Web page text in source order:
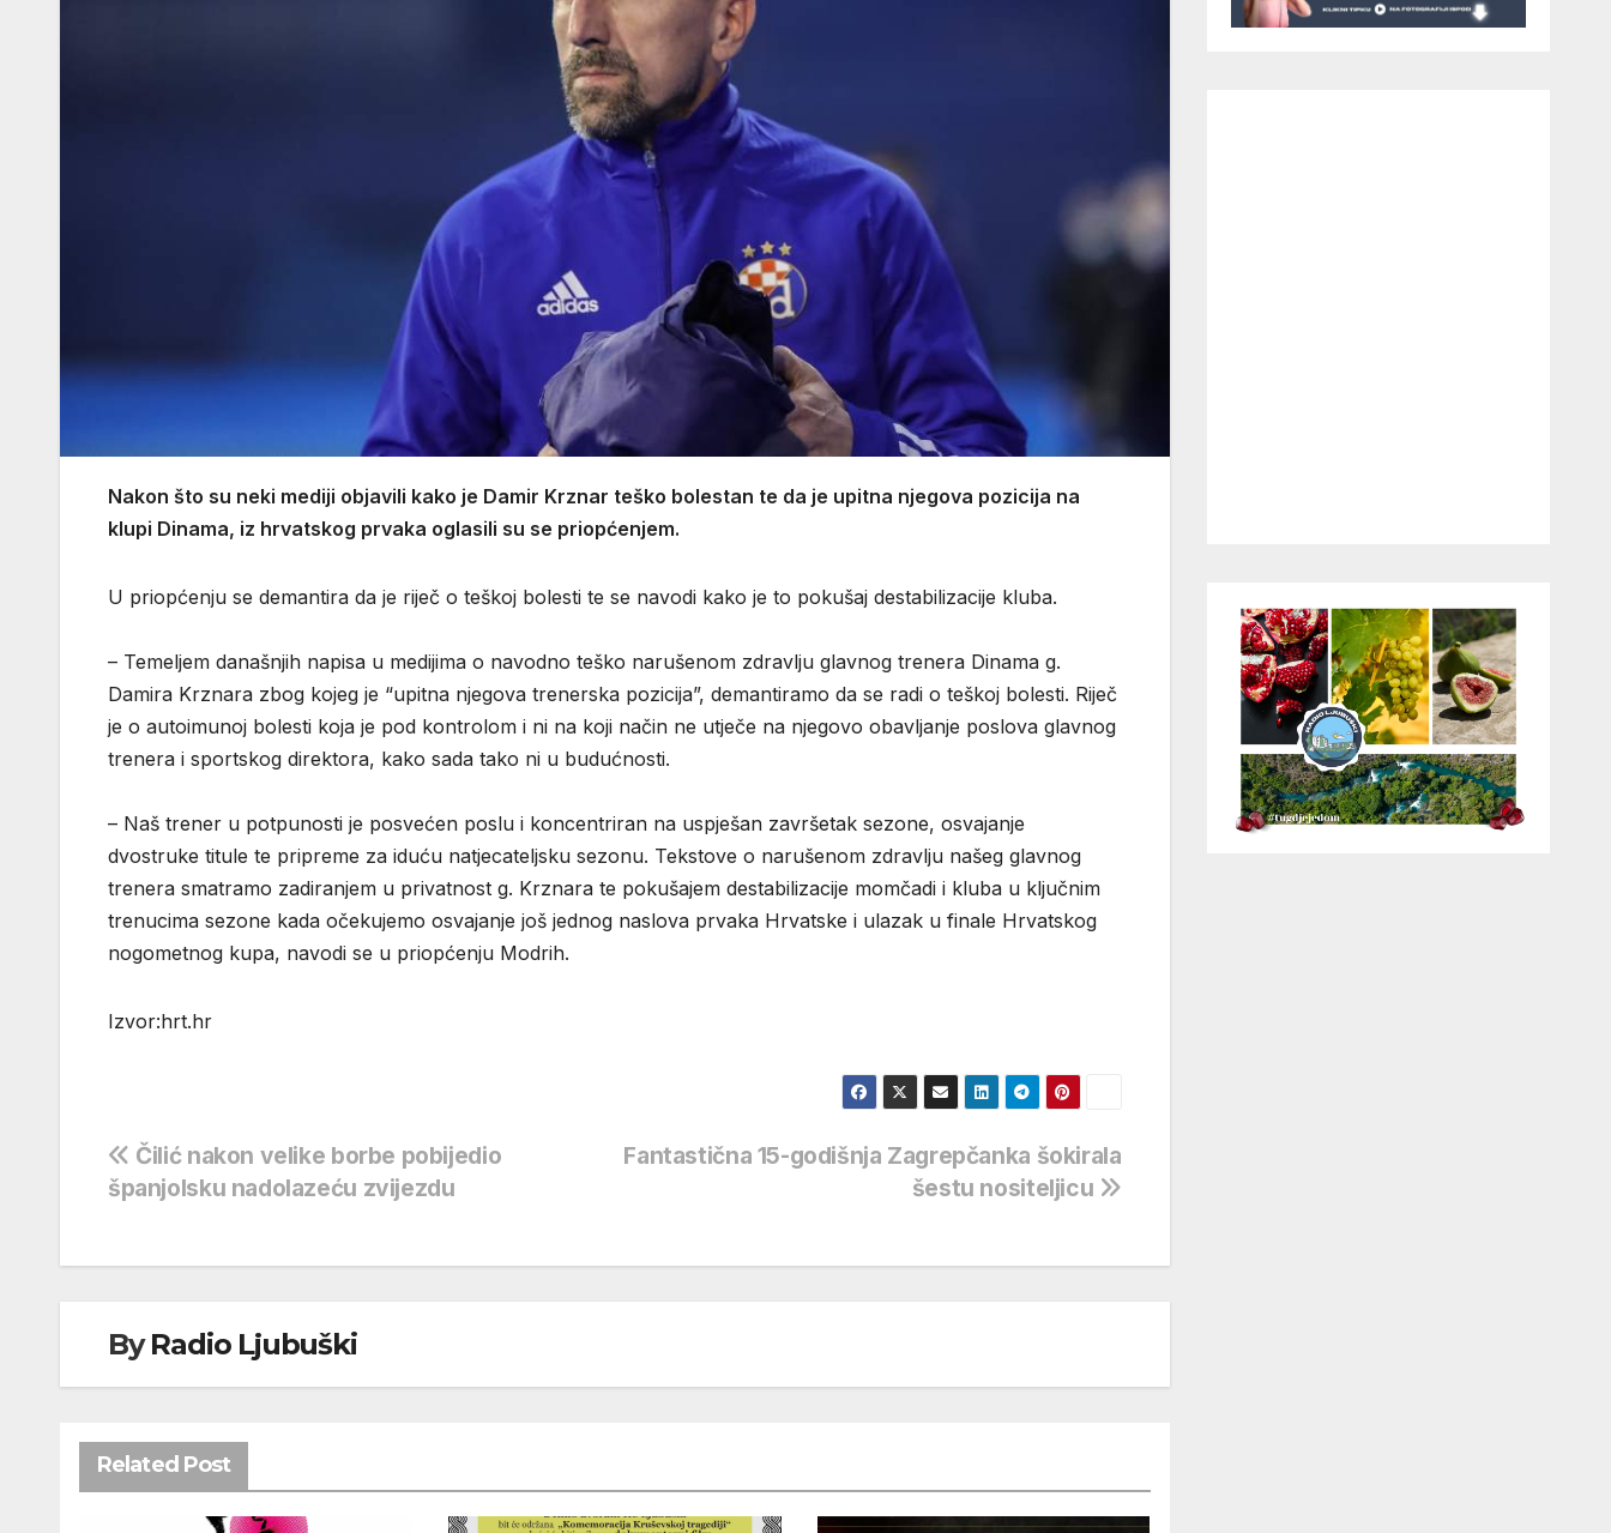
Nakon što su neki mediji objavili kako je Damir Krznar teško bolestan te da je upitna njegova pozicija na
klupi Dinama, iz hrvatskog prvaka oglasili su se priopćenjem.
U priopćenju se demantira da je riječ o teškoj bolesti te se navodi kako je to pokušaj destabilizacije kluba.
– Temeljem današnjih napisa u medijima o navodno teško narušenom zdravlju glavnog trenera Dinama g.
Damira Krznara zbog kojeg je “upitna njegova trenerska pozicija”, demantiramo da se radi o teškoj bolesti. Riječ
je o autoimunoj bolesti koja je pod kontrolom i ni na koji način ne utječe na njegovo obavljanje poslova glavnog
trenera i sportskog direktora, kako sada tako ni u budućnosti.
– Naš trener u potpunosti je posvećen poslu i koncentriran na uspješan završetak sezone, osvajanje
dvostruke titule te pripreme za iduću natjecateljsku sezonu. Tekstove o narušenom zdravlju našeg glavnog
trenera smatramo zadiranjem u privatnost g. Krznara te pokušajem destabilizacije momčadi i kluba u ključnim
trenucima sezone kada očekujemo osvajanje još jednog naslova prvaka Hrvatske i ulazak u finale Hrvatskog
nogometnog kupa, navodi se u priopćenju Modrih.
Izvor:hrt.hr
Navigacija
objava
Fantastična 15-godišnja Zagrepčanka šokirala
šestu nositeljicu
Čilić nakon velike borbe pobijedio
španjolsku nadolazeću zvijezdu
ByRadio Ljubuški
Related Post